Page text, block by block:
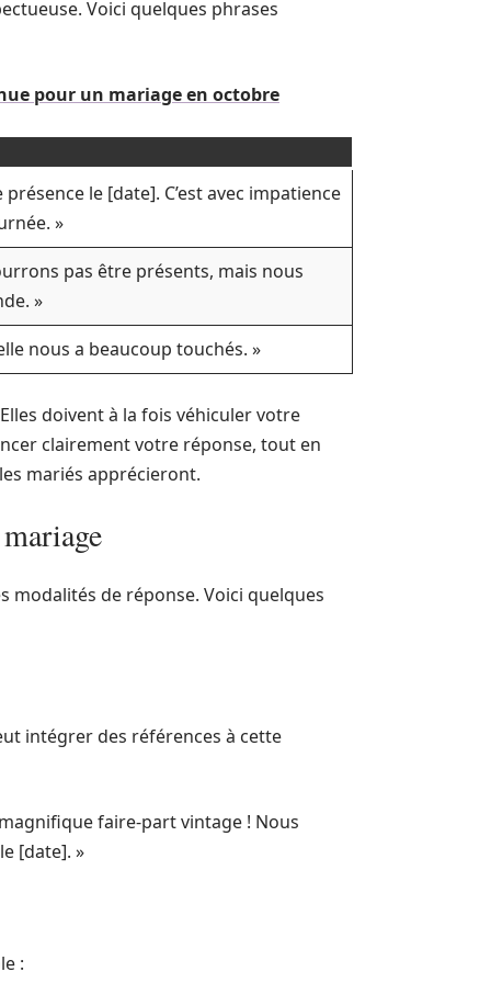
Voici quelques phrases
pour un mariage en octobre
le [date]. C’est avec impatience
»
pas être présents, mais nous
»
nous a beaucoup touchés. »
doivent à la fois véhiculer votre
clairement votre réponse, tout en
mariés apprécieront.
modalités de réponse. Voici quelques
intégrer des références à cette
faire-part vintage ! Nous
[date]. »
: